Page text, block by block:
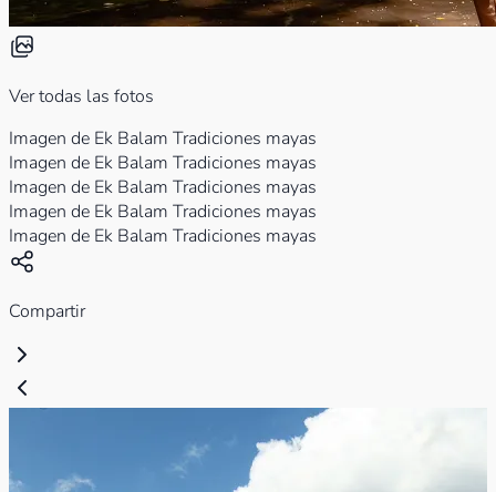
Ver todas las fotos
Imagen de Ek Balam Tradiciones mayas
Imagen de Ek Balam Tradiciones mayas
Imagen de Ek Balam Tradiciones mayas
Imagen de Ek Balam Tradiciones mayas
Imagen de Ek Balam Tradiciones mayas
Compartir